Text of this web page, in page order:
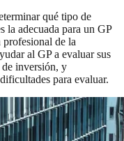
qué tipo de
la adecuada para un GP
profesional de la
al GP a evaluar sus
de inversión, y
para evaluar.